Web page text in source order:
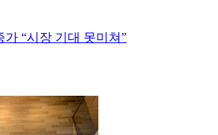
가 “시장 기대 못미쳐”